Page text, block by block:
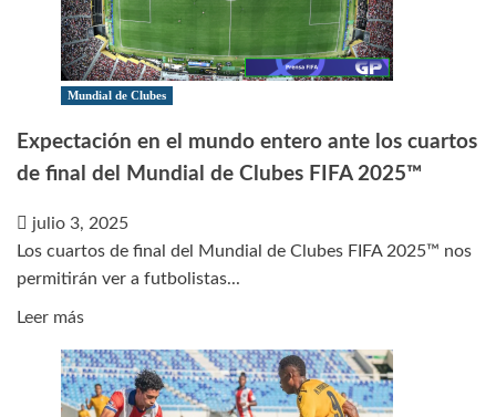
efectuará
partidos
de
preparación
dos
categorías
Mundial de Clubes
Expectación en el mundo entero ante los cuartos
de final del Mundial de Clubes FIFA 2025™
julio 3, 2025
Los cuartos de final del Mundial de Clubes FIFA 2025™ nos
permitirán ver a futbolistas...
Leer másLeer
sobre
Expectación